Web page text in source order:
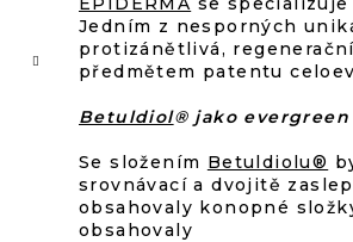
Jedním z nesporných
protizánětlivá,
předmětem patentu
Betuldiol® jako
Se složením Betuldiolu®
srovnávací a dvojitě
obsahovaly konopné
obsahovaly